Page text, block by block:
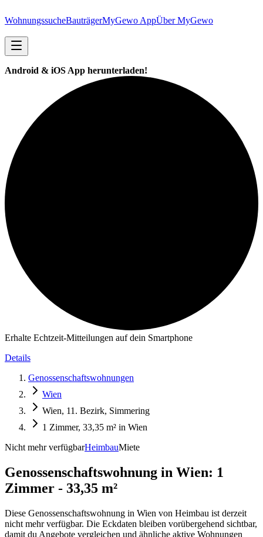
WohnungssucheBauträgerMyGewo AppÜber MyGewo
Android & iOS App herunterladen!
Erhalte Echtzeit-Mitteilungen auf dein Smartphone
Details
Genossenschaftswohnungen
Wien
Wien, 11. Bezirk, Simmering
1 Zimmer, 33,35 m² in Wien
Nicht mehr verfügbarHeimbauMiete
Genossenschaftswohnung in Wien: 1
Zimmer - 33,35 m²
Diese Genossenschaftswohnung in Wien von Heimbau ist derzeit
nicht mehr verfügbar. Die Eckdaten bleiben vorübergehend sichtbar,
damit du Angebote vergleichen und ähnliche aktive Wohnungen